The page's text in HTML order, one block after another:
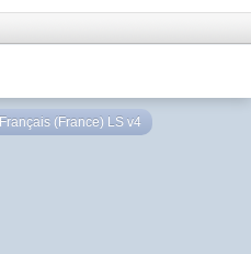
Français (France) LS v4